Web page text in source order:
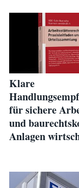
Klare
für sichere
und
Anlagen